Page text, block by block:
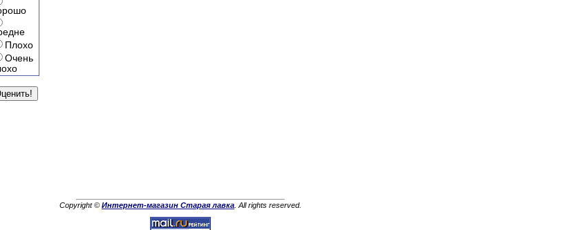
Плохо
Очень
Copyright © Интернет-магазин Старая лавка . All rights reserved.